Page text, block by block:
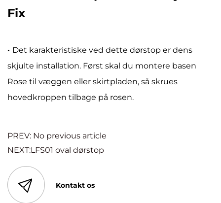
Fix
· Det karakteristiske ved dette dørstop er dens
skjulte installation. Først skal du montere basen
Rose til væggen eller skirtpladen, så skrues
hovedkroppen tilbage på rosen.
PREV: No previous article
NEXT:LFS01 oval dørstop
Kontakt os